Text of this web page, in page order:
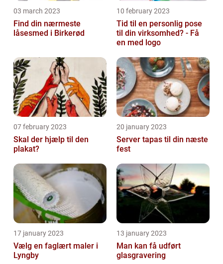
03 march 2023
Find din nærmeste
låsesmed i Birkerød
10 february 2023
Tid til en personlig pose
til din virksomhed? - Få
en med logo
07 february 2023
Skal der hjælp til den
plakat?
20 january 2023
Server tapas til din næste
fest
17 january 2023
Vælg en faglært maler i
Lyngby
13 january 2023
Man kan få udført
glasgravering